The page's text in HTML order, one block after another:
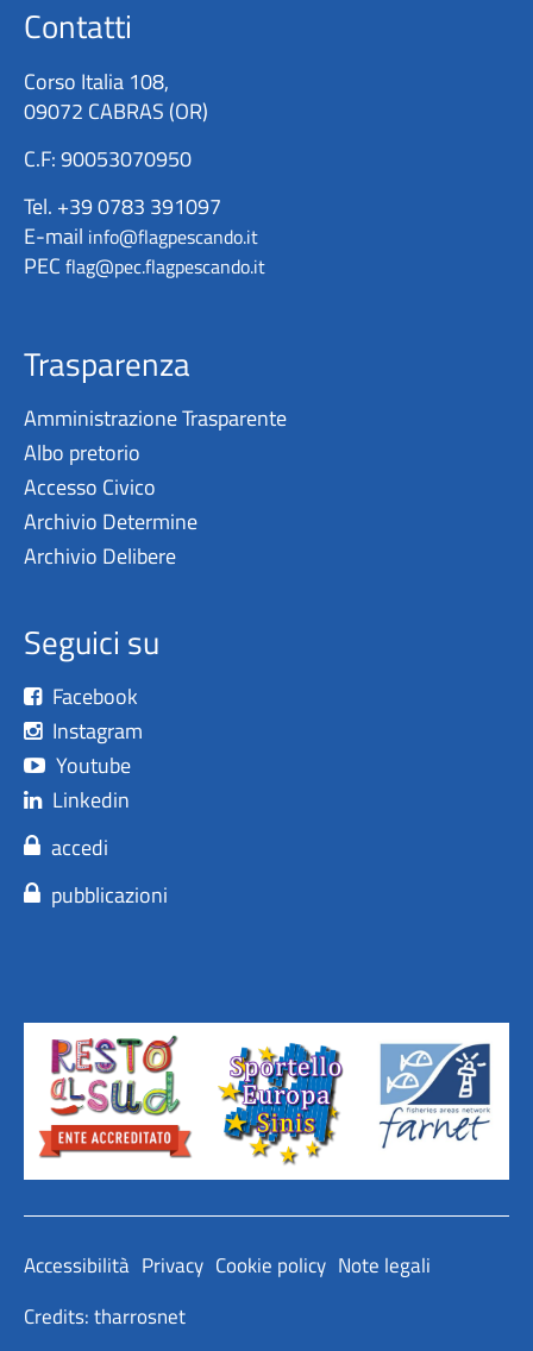
Contatti
Corso Italia 108,
09072 CABRAS (OR)
C.F: 90053070950
Tel. +39 0783 391097
E-mail info@flagpescando.it
PEC flag@pec.flagpescando.it
Trasparenza
Amministrazione Trasparente
Albo pretorio
Accesso Civico
Archivio Determine
Archivio Delibere
Seguici su
Facebook
Instagram
Youtube
Linkedin
accedi
pubblicazioni
Accessibilità Privacy Cookie policy Note legali
Credits: tharrosnet